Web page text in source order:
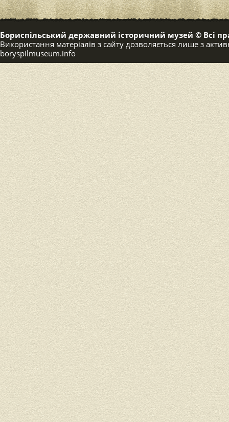
Бориспільський державний історичний музей © Всі
Використання матеріалів з сайту дозволяється лише з
boryspilmuseum.info